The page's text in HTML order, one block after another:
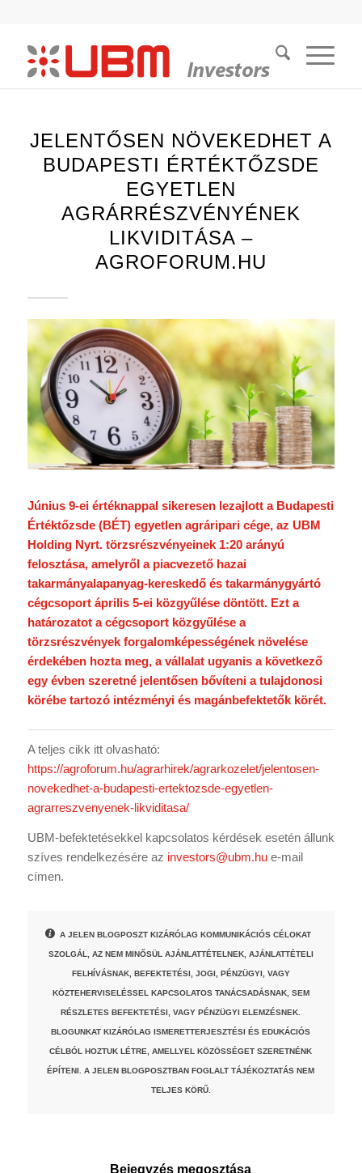
JELENTŐSEN NÖVEKEDHET A
BUDAPESTI ÉRTÉKTŐZSDE
EGYETLEN
AGRÁRRÉSZVÉNYÉNEK
LIKVIDITÁSA –
AGROFORUM.HU
Június 9-ei értéknappal sikeresen lezajlott a Budapesti
Értéktőzsde (BÉT) egyetlen agráripari cége, az UBM
Holding Nyrt. törzsrészvényeinek 1:20 arányú
felosztása, amelyről a piacvezető hazai
takarmányalapanyag-kereskedő és takarmánygyártó
cégcsoport április 5-ei közgyűlése döntött. Ezt a
határozatot a cégcsoport közgyűlése a
törzsrészvények forgalomképességének növelése
érdekében hozta meg, a vállalat ugyanis a következő
egy évben szeretné jelentősen bővíteni a tulajdonosi
körébe tartozó intézményi és magánbefektetők körét.
A teljes cikk itt olvasható:
https://agroforum.hu/agrarhirek/agrarkozelet/jelentosen-
novekedhet-a-budapesti-ertektozsde-egyetlen-
agrarreszvenyenek-likviditasa/
UBM-befektetésekkel kapcsolatos kérdések esetén állunk
szíves rendelkezésére az investors@ubm.hue-mail
címen.
A JELEN BLOGPOSZT KIZÁRÓLAG KOMMUNIKÁCIÓS CÉLOKAT
SZOLGÁL, AZ NEM MINŐSÜL AJÁNLATTÉTELNEK, AJÁNLATTÉTELI
FELHÍVÁSNAK, BEFEKTETÉSI, JOGI, PÉNZÜGYI, VAGY
KÖZTEHERVISELÉSSEL KAPCSOLATOS TANÁCSADÁSNAK, SEM
RÉSZLETES BEFEKTETÉSI, VAGY PÉNZÜGYI ELEMZÉSNEK.
BLOGUNKAT KIZÁRÓLAG ISMERETTERJESZTÉSI ÉS EDUKÁCIÓS
CÉLBÓL HOZTUK LÉTRE, AMELLYEL KÖZÖSSÉGET SZERETNÉNK
ÉPÍTENI. A JELEN BLOGPOSZTBAN FOGLALT TÁJÉKOZTATÁS NEM
TELJES KÖRŰ.
Bejegyzés megosztása